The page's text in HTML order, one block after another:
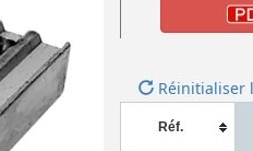
Réinitialiser
Réf.